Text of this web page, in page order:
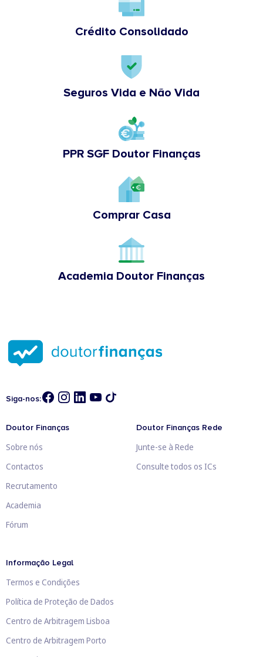
Crédito Consolidado
Seguros Vida e Não Vida
PPR SGF Doutor Finanças
Comprar Casa
Academia Doutor Finanças
Siga-nos:
Doutor Finanças
Sobre nós
Contactos
Recrutamento
Academia
Fórum
Doutor Finanças Rede
Junte-se à Rede
Consulte todos os ICs
Informação Legal
Termos e Condições
Política de Proteção de Dados
Centro de Arbitragem Lisboa
Centro de Arbitragem Porto